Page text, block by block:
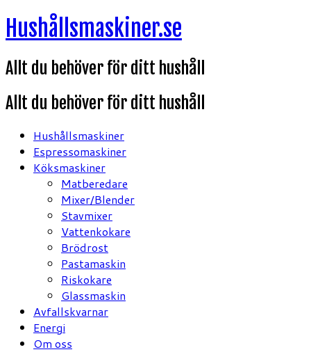
Hoppa
till
Hushållsmaskiner.se
Allt du behöver för ditt hushåll
Allt du behöver för ditt hushåll
Hushållsmaskiner
Espressomaskiner
Köksmaskiner
Matberedare
Mixer/Blender
Stavmixer
Vattenkokare
Brödrost
Pastamaskin
Riskokare
Glassmaskin
Avfallskvarnar
Energi
Om oss